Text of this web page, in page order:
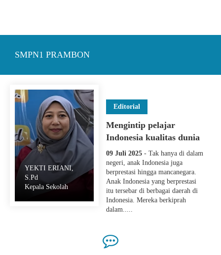
SMPN1 PRAMBON
YEKTI ERIANI,
S.Pd
Kepala Sekolah
Editorial
Mengintip pelajar
Indonesia kualitas dunia
09 Juli 2025 - Tak hanya di dalam
negeri, anak Indonesia juga
berprestasi hingga mancanegara.
Anak Indonesia yang berprestasi
itu tersebar di berbagai daerah di
Indonesia. Mereka berkiprah
dalam.....